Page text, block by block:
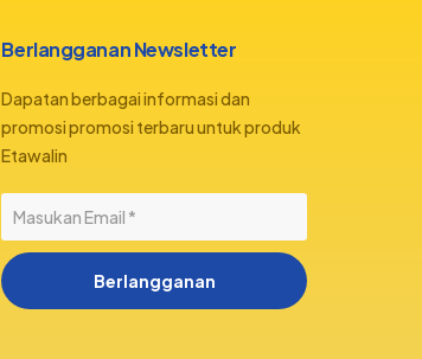
Berlangganan Newsletter
Dapatan berbagai informasi dan
promosi promosi terbaru untuk produk
Etawalin
Berlangganan